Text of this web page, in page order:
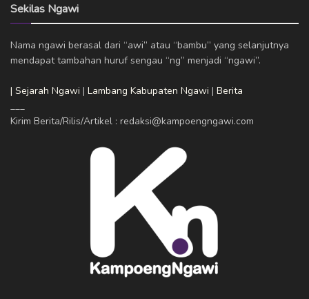
Sekilas Ngawi
Nama ngawi berasal dari “awi” atau “bambu” yang selanjutnya
mendapat tambahan huruf sengau “ng” menjadi “ngawi”.
| Sejarah Ngawi | Lambang Kabupaten Ngawi | Berita
Kirim Berita/Rilis/Artikel : redaksi@kampoengngawi.com